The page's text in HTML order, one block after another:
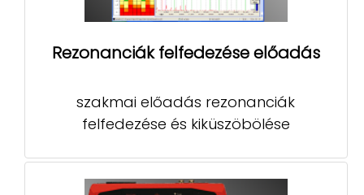
Rezonanciák felfedezése előadás
szakmai előadás rezonanciák
felfedezése és kiküszöbölése